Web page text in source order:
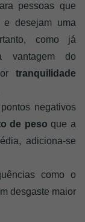
pessoas que
e desejam uma
como já
vantagem do
tranquilidade
negativos
de peso que a
adiciona-se
como o
desgaste maior